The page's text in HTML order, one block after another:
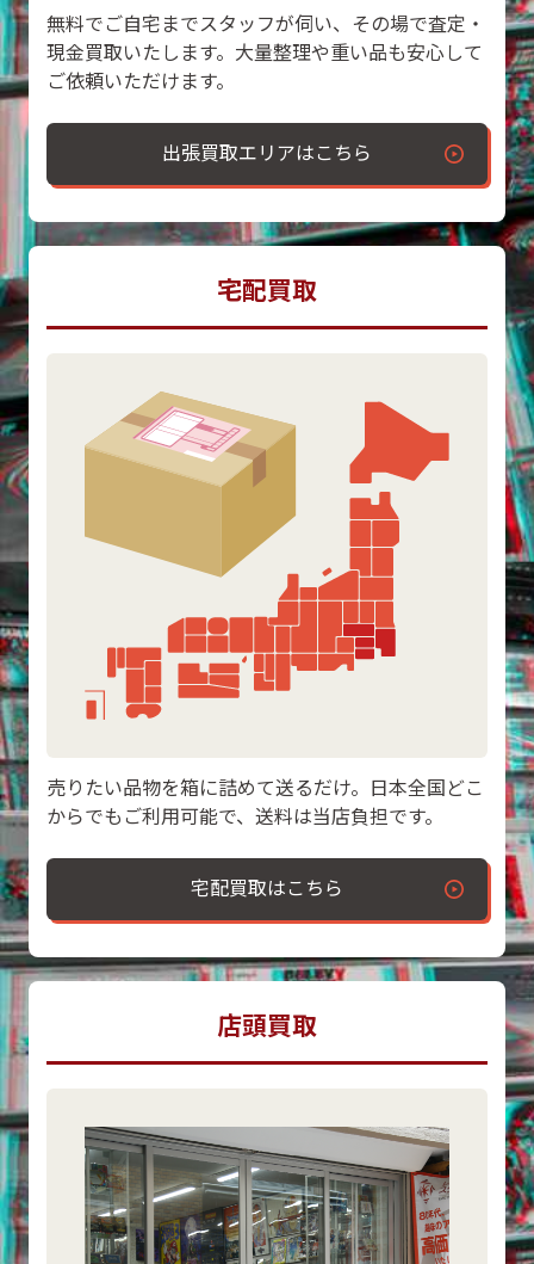
無料でご自宅までスタッフが伺い、その場で査定・
現金買取いたします。大量整理や重い品も安心して
ご依頼いただけます。
出張買取エリアはこちら
宅配買取
売りたい品物を箱に詰めて送るだけ。日本全国どこ
からでもご利用可能で、送料は当店負担です。
宅配買取はこちら
店頭買取